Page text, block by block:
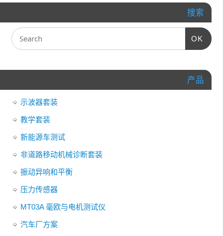
搜索
OK
产品
示波器套装
教学套装
新能源车测试
非道路移动机械诊断套装
振动异响和平衡
压力传感器
MT03A 毫欧与电机测试仪
汽车厂方案